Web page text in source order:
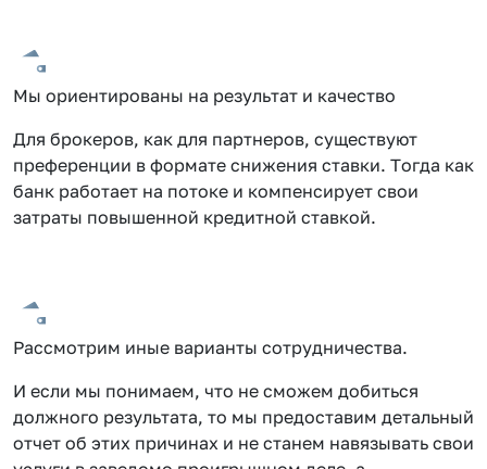
Мы ориентированы на результат и качество
Для брокеров, как для партнеров, существуют
преференции в формате снижения ставки. Тогда как
банк работает на потоке и компенсирует свои
затраты повышенной кредитной ставкой.
Рассмотрим иные варианты сотрудничества.
И если мы понимаем, что не сможем добиться
должного результата, то мы предоставим детальный
отчет об этих причинах и не станем навязывать свои